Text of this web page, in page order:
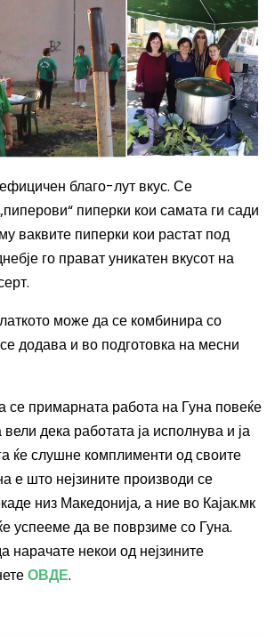
благо-лут вкус. Се
пиперки кои самата ги сади
ваквите пиперки кои растат под
го прават уникатен вкусот на
може да се комбинира со
додава и во подготовка на месни
се примарната работа на Гуна повеќе
дека работата ја исполнува и ја
ќе слушне комплименти од своите
е што нејзините производи се
низ Македонија, а ние во Кајак.мк
успееме да ве поврзиме со Гуна.
нарачате некои од нејзините
ОВДЕ.